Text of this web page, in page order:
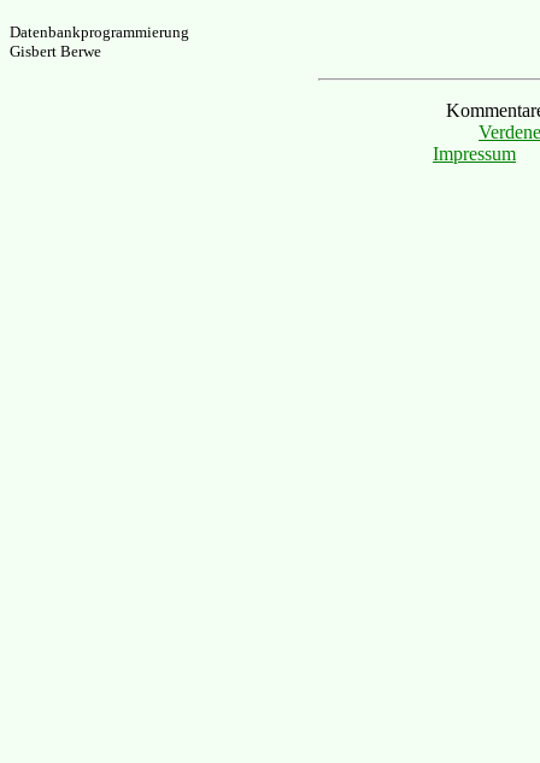
Datenbankprogrammierung
Gisbert Berwe
Impressum